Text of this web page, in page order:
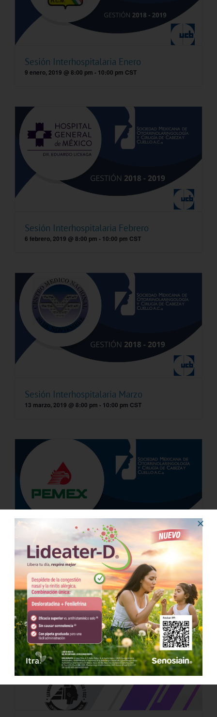
Sesión Interhospitalaria Enero
9 enero, 2019 @ 8:00 pm - 10:00 pm CST
Sesión Interhospitalaria Febrero
6 febrero, 2019 @ 8:00 pm - 10:00 pm CST
Sesión Interhospitalaria Marzo
13 marzo, 2019 @ 8:00 pm - 10:00 pm CST
Sesión Interhospitalaria Abril
10 abril, 2019 @ 8:00 pm-9:30 pmCDT